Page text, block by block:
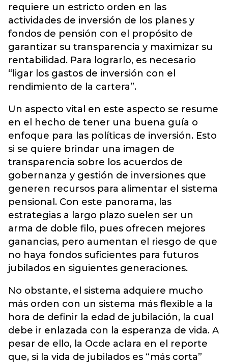
requiere un estricto orden en las
actividades de inversión de los planes y
fondos de pensión con el propósito de
garantizar su transparencia y maximizar su
rentabilidad. Para lograrlo, es necesario
“ligar los gastos de inversión con el
rendimiento de la cartera”.
Un aspecto vital en este aspecto se resume
en el hecho de tener una buena guía o
enfoque para las políticas de inversión. Esto
si se quiere brindar una imagen de
transparencia sobre los acuerdos de
gobernanza y gestión de inversiones que
generen recursos para alimentar el sistema
pensional. Con este panorama, las
estrategias a largo plazo suelen ser un
arma de doble filo, pues ofrecen mejores
ganancias, pero aumentan el riesgo de que
no haya fondos suficientes para futuros
jubilados en siguientes generaciones.
No obstante, el sistema adquiere mucho
más orden con un sistema más flexible a la
hora de definir la edad de jubilación, la cual
debe ir enlazada con la esperanza de vida. A
pesar de ello, la Ocde aclara en el reporte
que, si la vida de jubilados es “más corta”